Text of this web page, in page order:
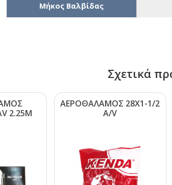
Μήκος Βαλβίδας
Σχετικά
2.25Μ
ΑΕΡΟΘΑΛΑΜΟΣ 28Χ1-1/2
Α/V